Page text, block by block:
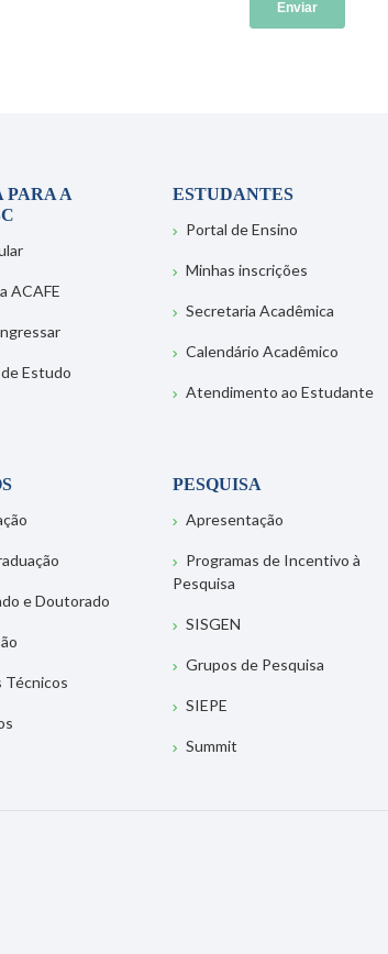
PARA A
ACAFE
Estudo
ESTUDANTES
Portal de Ensino
Minhas inscrições
Secretaria Acadêmica
Calendário Acadêmico
Atendimento ao Estudante
e Doutorado
Técnicos
PESQUISA
Apresentação
Programas de Incentivo à
Pesquisa
SISGEN
Grupos de Pesquisa
SIEPE
Summit